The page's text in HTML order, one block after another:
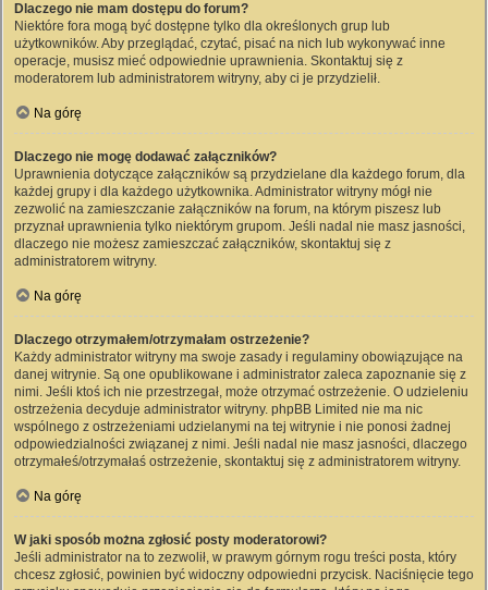
Dlaczego nie mam dostępu do forum?
Niektóre fora mogą być dostępne tylko dla określonych grup lub
użytkowników. Aby przeglądać, czytać, pisać na nich lub wykonywać inne
operacje, musisz mieć odpowiednie uprawnienia. Skontaktuj się z
moderatorem lub administratorem witryny, aby ci je przydzielił.
Na górę
Dlaczego nie mogę dodawać załączników?
Uprawnienia dotyczące załączników są przydzielane dla każdego forum, dla
każdej grupy i dla każdego użytkownika. Administrator witryny mógł nie
zezwolić na zamieszczanie załączników na forum, na którym piszesz lub
przyznał uprawnienia tylko niektórym grupom. Jeśli nadal nie masz jasności,
dlaczego nie możesz zamieszczać załączników, skontaktuj się z
administratorem witryny.
Na górę
Dlaczego otrzymałem/otrzymałam ostrzeżenie?
Każdy administrator witryny ma swoje zasady i regulaminy obowiązujące na
danej witrynie. Są one opublikowane i administrator zaleca zapoznanie się z
nimi. Jeśli ktoś ich nie przestrzegał, może otrzymać ostrzeżenie. O udzieleniu
ostrzeżenia decyduje administrator witryny. phpBB Limited nie ma nic
wspólnego z ostrzeżeniami udzielanymi na tej witrynie i nie ponosi żadnej
odpowiedzialności związanej z nimi. Jeśli nadal nie masz jasności, dlaczego
otrzymałeś/otrzymałaś ostrzeżenie, skontaktuj się z administratorem witryny.
Na górę
W jaki sposób można zgłosić posty moderatorowi?
Jeśli administrator na to zezwolił, w prawym górnym rogu treści posta, który
chcesz zgłosić, powinien być widoczny odpowiedni przycisk. Naciśnięcie tego